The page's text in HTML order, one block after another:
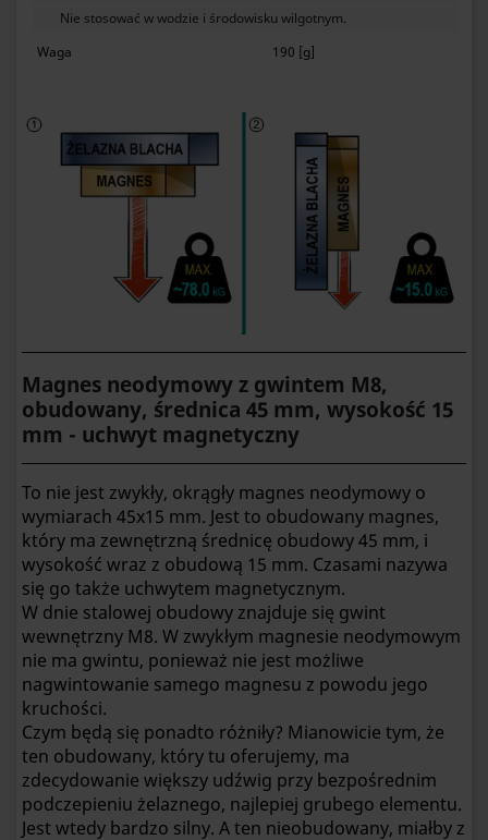
Nie stosować w wodzie i środowisku wilgotnym.
Waga
190 [g]
Magnes neodymowy z gwintem M8,
obudowany, średnica 45 mm, wysokość 15
mm - uchwyt magnetyczny
To nie jest zwykły, okrągły magnes neodymowy o
wymiarach 45x15 mm. Jest to obudowany magnes,
który ma zewnętrzną średnicę obudowy 45 mm, i
wysokość wraz z obudową 15 mm. Czasami nazywa
się go także uchwytem magnetycznym.
W dnie stalowej obudowy znajduje się gwint
wewnętrzny M8. W zwykłym magnesie neodymowym
nie ma gwintu, ponieważ nie jest możliwe
nagwintowanie samego magnesu z powodu jego
kruchości.
Czym będą się ponadto różniły? Mianowicie tym, że
ten obudowany, który tu oferujemy, ma
zdecydowanie większy udźwig przy bezpośrednim
podczepieniu żelaznego, najlepiej grubego elementu.
Jest wtedy bardzo silny. A ten nieobudowany, miałby z